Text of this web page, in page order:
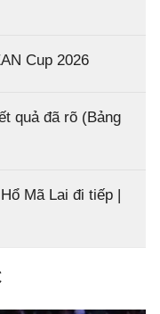
Cup 2026
quả đã rõ (Bảng
Mã Lai đi tiếp |